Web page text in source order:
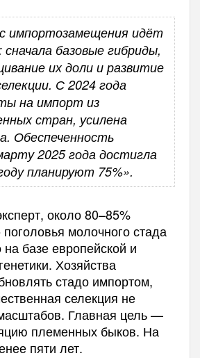
импортозамещения идёт
базовые гибриды,
их доли и развитие
С 2024 года
на импорт из
стран, усилена
Обеспеченность
2025 года достигла
планируют 75%».
около 80–85%
поголовья молочного стада
базе европейской и
Хозяйства
стадо импортом,
селекция не
Главная цель —
племенных быков. На
пяти лет.